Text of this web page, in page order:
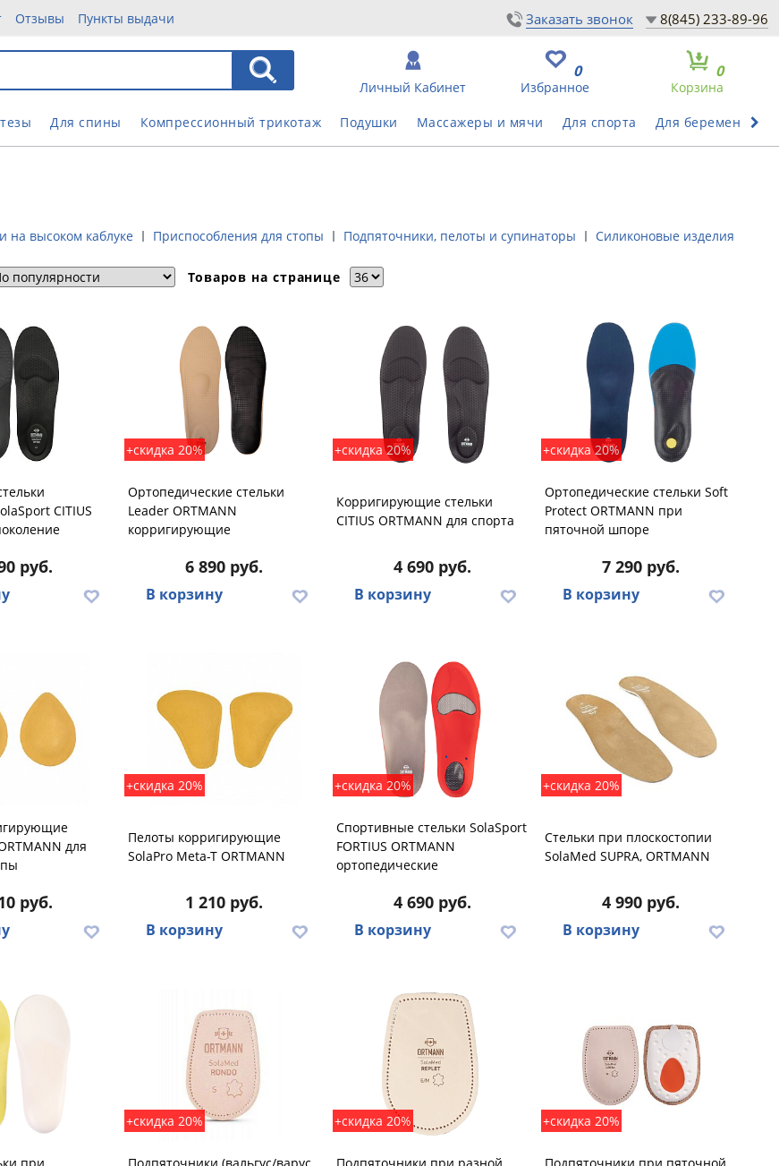
Отзывы Пункты выдачи Заказать звонок 8(845) 233-89-96
Корзина
0
Избранное
0
Личный Кабинет
Для спины Компрессионный трикотаж Подушки Массажеры и мячи Для спорта Для беременных
на высоком каблуке Приспособления для стопы Подпяточники, пелоты и супинаторы Силиконовые изделия
Товаров на странице
CITIUS
руб.
+скидка 20%
Ортопедические стельки
Leader ORTMANN
корригирующие
6 890 руб.
В корзину
+скидка 20%
Корригирующие стельки
CITIUS ORTMANN для спорта
4 690 руб.
В корзину
+скидка 20%
Ортопедические стельки Soft
Protect ORTMANN при
пяточной шпоре
7 290 руб.
В корзину
для
руб.
+скидка 20%
Пелоты корригирующие
SolaPro Meta-T ORTMANN
1 210 руб.
В корзину
+скидка 20%
Спортивные стельки SolaSport
FORTIUS ORTMANN
ортопедические
4 690 руб.
В корзину
+скидка 20%
Стельки при плоскостопии
SolaMed SUPRA, ORTMANN
4 990 руб.
В корзину
+скидка 20% +скидка 20% +скидка 20%